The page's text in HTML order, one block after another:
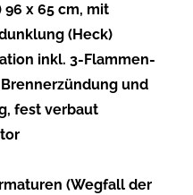
96 x 65 cm, mit
(Heck)
inkl. 3-Flammen-
und
fest verbaut
(Wegfall der